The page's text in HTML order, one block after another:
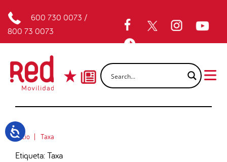
600 730 0073 /
800 73 0073
Inicio Taxa
Etiqueta: Taxa